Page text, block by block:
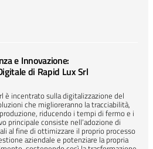
e Innovazione:
di Rapid Lux Srl
è incentrato sulla digitalizzazione del
che miglioreranno la tracciabilità,
riducendo i tempi di fermo e i
principale consiste nell’adozione di
al fine di ottimizzare il proprio processo
aziendale e potenziare la propria